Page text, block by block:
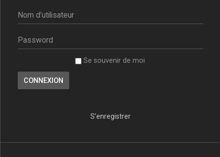
Se souvenir de moi
S’enregistrer